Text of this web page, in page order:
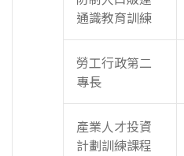
通識教育訓練
勞工行政第二
專長
產業人才投資
計劃訓練課程